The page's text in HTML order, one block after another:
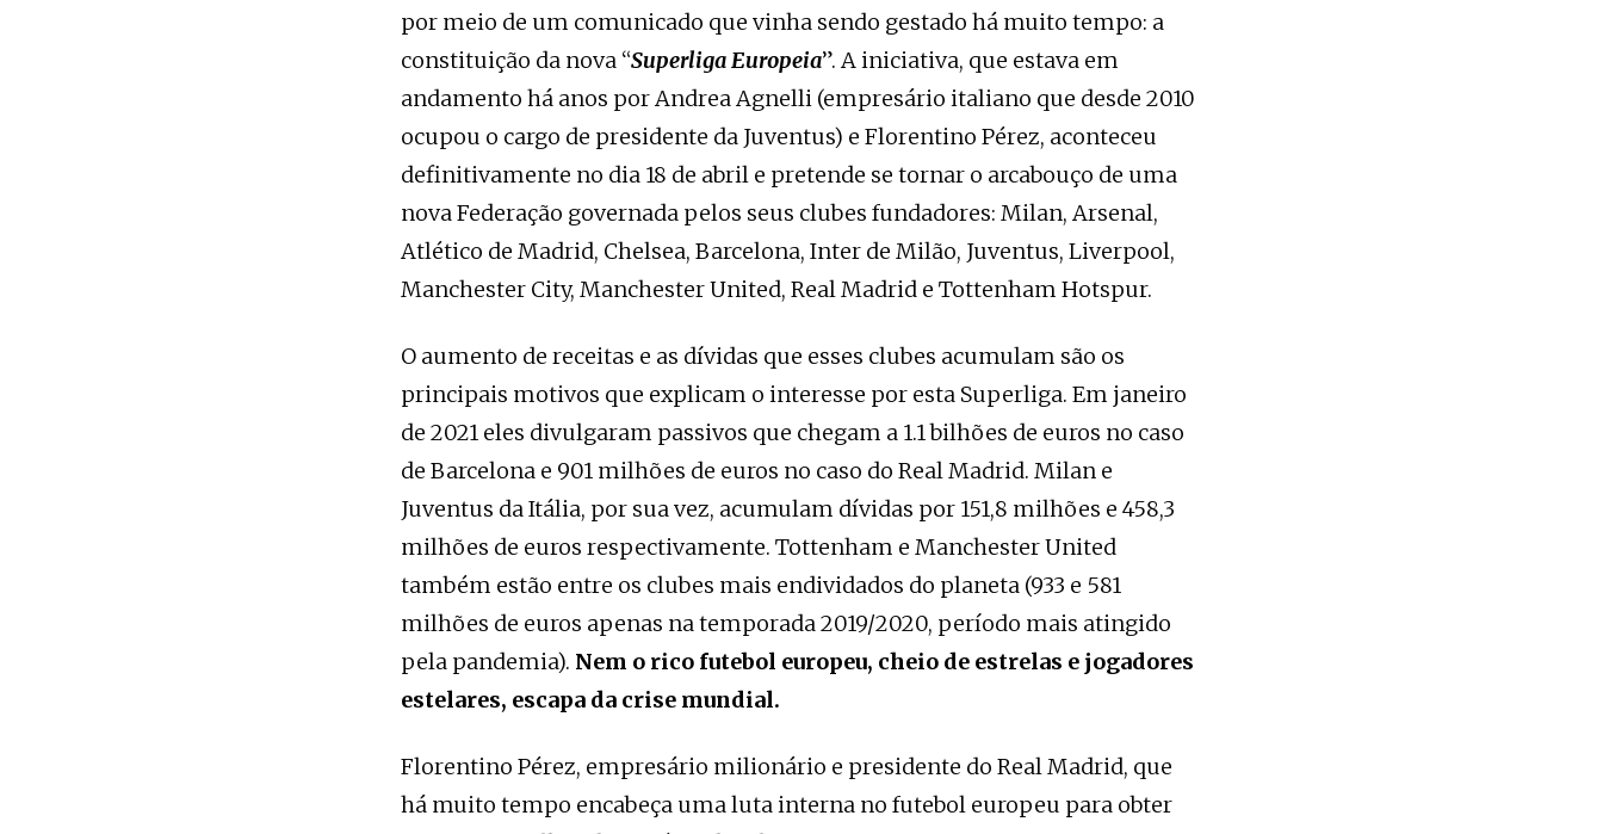
por meio de um comunicado que vinha sendo gestado há muito tempo: a
constituição da nova “Superliga Europeia”. A iniciativa, que estava em
andamento há anos por Andrea Agnelli (empresário italiano que desde 2010
ocupou o cargo de presidente da Juventus) e Florentino Pérez, aconteceu
definitivamente no dia 18 de abril e pretende se tornar o arcabouço de uma
nova Federação governada pelos seus clubes fundadores: Milan, Arsenal,
Atlético de Madrid, Chelsea, Barcelona, ​​Inter de Milão, Juventus, Liverpool,
Manchester City, Manchester United, Real Madrid e Tottenham Hotspur.
O aumento de receitas e as dívidas que esses clubes acumulam são os
principais motivos que explicam o interesse por esta Superliga. Em janeiro
de 2021 eles divulgaram passivos que chegam a 1.1 bilhões de euros no caso
de Barcelona e 901 milhões de euros no caso do Real Madrid. Milan e
Juventus da Itália, por sua vez, acumulam dívidas por 151,8 milhões e 458,3
milhões de euros respectivamente. Tottenham e Manchester United
também estão entre os clubes mais endividados do planeta (933 e 581
milhões de euros apenas na temporada 2019/2020, período mais atingido
pela pandemia). Nem o rico futebol europeu, cheio de estrelas e jogadores
estelares, escapa da crise mundial.
Florentino Pérez, empresário milionário e presidente do Real Madrid, que
há muito tempo encabeça uma luta interna no futebol europeu para obter